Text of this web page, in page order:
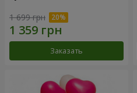
1 699 грн
Заказать